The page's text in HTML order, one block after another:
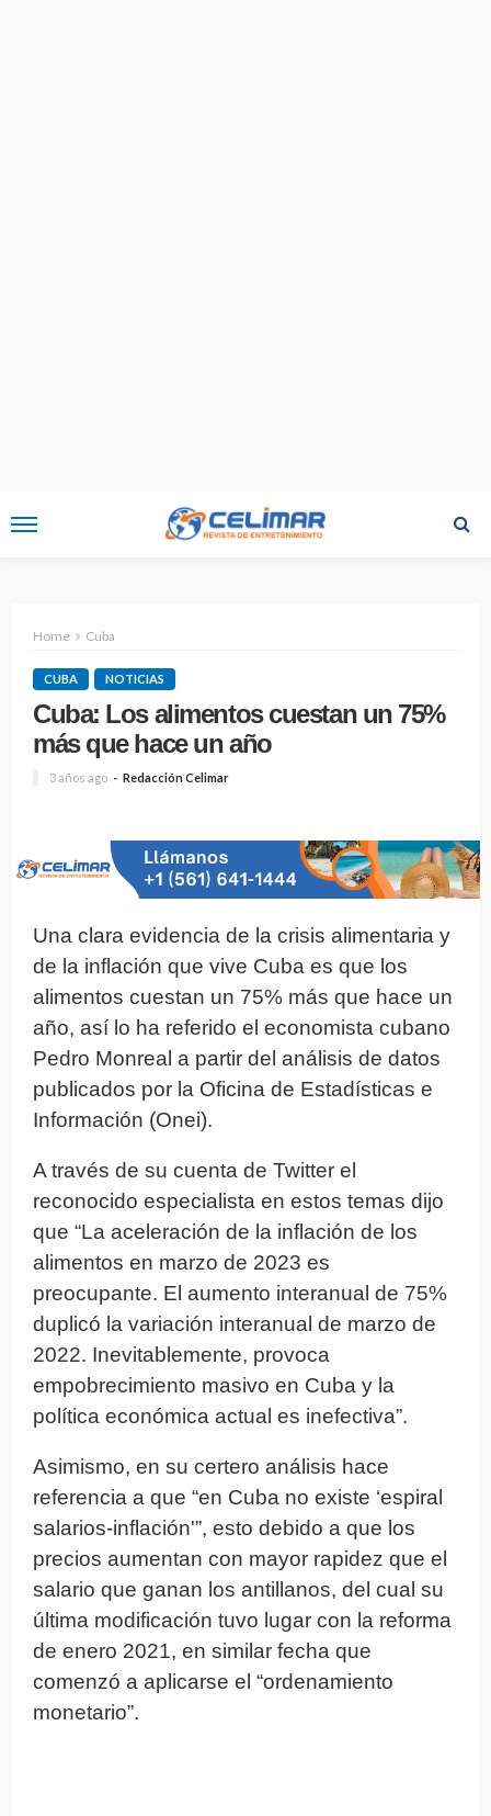
Home Cuba
CUBA NOTICIAS
Cuba: Los alimentos cuestan un 75%
más que hace un año
3 años ago Redacción Celimar
Una clara evidencia de la crisis alimentaria y
de la inflación que vive Cuba es que los
alimentos cuestan un 75% más que hace un
año, así lo ha referido el economista cubano
Pedro Monreal a partir del análisis de datos
publicados por la Oficina de Estadísticas e
Información (Onei).
A través de su cuenta de Twitter el
reconocido especialista en estos temas dijo
que “La aceleración de la inflación de los
alimentos en marzo de 2023 es
preocupante. El aumento interanual de 75%
duplicó la variación interanual de marzo de
2022. Inevitablemente, provoca
empobrecimiento masivo en Cuba y la
política económica actual es inefectiva”.
Asimismo, en su certero análisis hace
referencia a que “en Cuba no existe ‘espiral
salarios-inflación'”, esto debido a que los
precios aumentan con mayor rapidez que el
salario que ganan los antillanos, del cual su
última modificación tuvo lugar con la reforma
de enero 2021, en similar fecha que
comenzó a aplicarse el “ordenamiento
monetario”.